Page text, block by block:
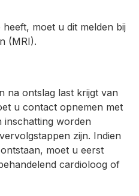
moet u dit melden bij
(MRI).
na ontslag last krijgt van
u contact opnemen met
inschatting worden
zijn. Indien
moet u eerst
cardioloog of